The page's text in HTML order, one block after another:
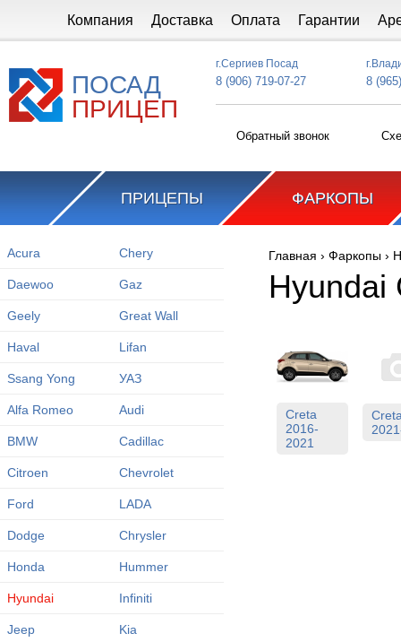
Компания Доставка Оплата Гарантии
ПОСАД
ПРИЦЕП
г.Сергиев Посад
8 (906) 719-07-27 8
Обратный звонок
ПРИЦЕПЫ ФАРКОПЫ
Acura Chery
Daewoo Gaz
Geely Great Wall
Haval Lifan
Ssang Yong УАЗ
Alfa Romeo Audi
BMW Cadillac
Citroen Chevrolet
Ford LADA
Dodge Chrysler
Honda Hummer
Hyundai Infiniti
Jeep Kia
Вы здесь
Главная › Фаркопы ›
Hyundai
Creta
2016-
2021